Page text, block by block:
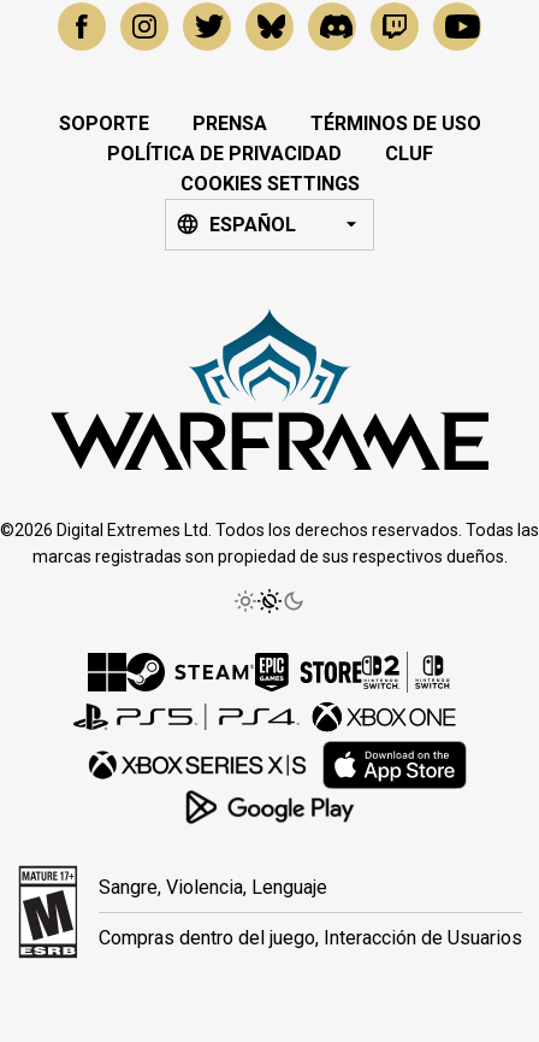
SOPORTE PRENSA
TÉRMINOS DE USO
POLÍTICA DE PRIVACIDAD
CLUF
COOKIES SETTINGS
ESPAÑOL
©2026 Digital Extremes Ltd. Todos los derechos reservados. Todas las
marcas registradas son propiedad de sus respectivos dueños.
Sangre, Violencia, Lenguaje
Compras dentro del juego, Interacción de Usuarios